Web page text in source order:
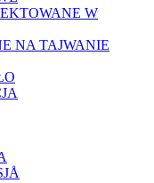
W
NA TAJWANIE